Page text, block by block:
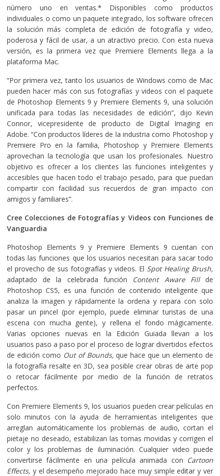
número uno en ventas.* Disponibles como productos
individuales o como un paquete integrado, los software ofrecen
la solución más completa de edición de fotografía y video,
poderosa y fácil de usar, a un atractivo precio. Con esta nueva
versión, es la primera vez que Premiere Elements llega a la
plataforma Mac.
“Por primera vez, tanto los usuarios de Windows como de Mac
pueden hacer más con sus fotografías y videos con el paquete
de Photoshop Elements 9 y Premiere Elements 9, una solución
unificada para todas las necesidades de edición”, dijo Kevin
Connor, vicepresidente de producto de Digital Imaging en
Adobe. “Con productos líderes de la industria como Photoshop y
Premiere Pro en la familia, Photoshop y Premiere Elements
aprovechan la tecnología que usan los profesionales. Nuestro
objetivo es ofrecer a los clientes las funciones inteligentes y
accesibles que hacen todo el trabajo pesado, para que puedan
compartir con facilidad sus recuerdos de gran impacto con
amigos y familiares”.
Cree Colecciones de Fotografías y Videos con Funciones de
Vanguardia
Photoshop Elements 9 y Premiere Elements 9 cuentan con
todas las funciones que los usuarios necesitan para sacar todo
el provecho de sus fotografías y videos. El Spot Healing Brush,
adaptado de la celebrada función Content Aware Fill de
Photoshop CS5, es una función de contenido inteligente que
analiza la imagen y rápidamente la ordena y repara con solo
pasar un pincel (por ejemplo, puede eliminar turistas de una
escena con mucha gente), y rellena el fondo mágicamente.
Varias opciones nuevas en la Edición Guiada llevan a los
usuarios paso a paso por el proceso de lograr divertidos efectos
de edición como Out of Bounds,que hace que un elemento de
la fotografía resalte en 3D, sea posible crear obras de arte pop
o retocar fácilmente por medio de la función de retratos
perfectos.
Con Premiere Elements 9, los usuarios pueden crear películas en
solo minutos con la ayuda de herramientas inteligentes que
arreglan automáticamente los problemas de audio, cortan el
pietaje no deseado, estabilizan las tomas movidas y corrigen el
color y los problemas de iluminación. Cualquier video puede
convertirse fácilmente en una película animada con Cartoon
Effects, y el desempeño mejorado hace muy simple editar y ver